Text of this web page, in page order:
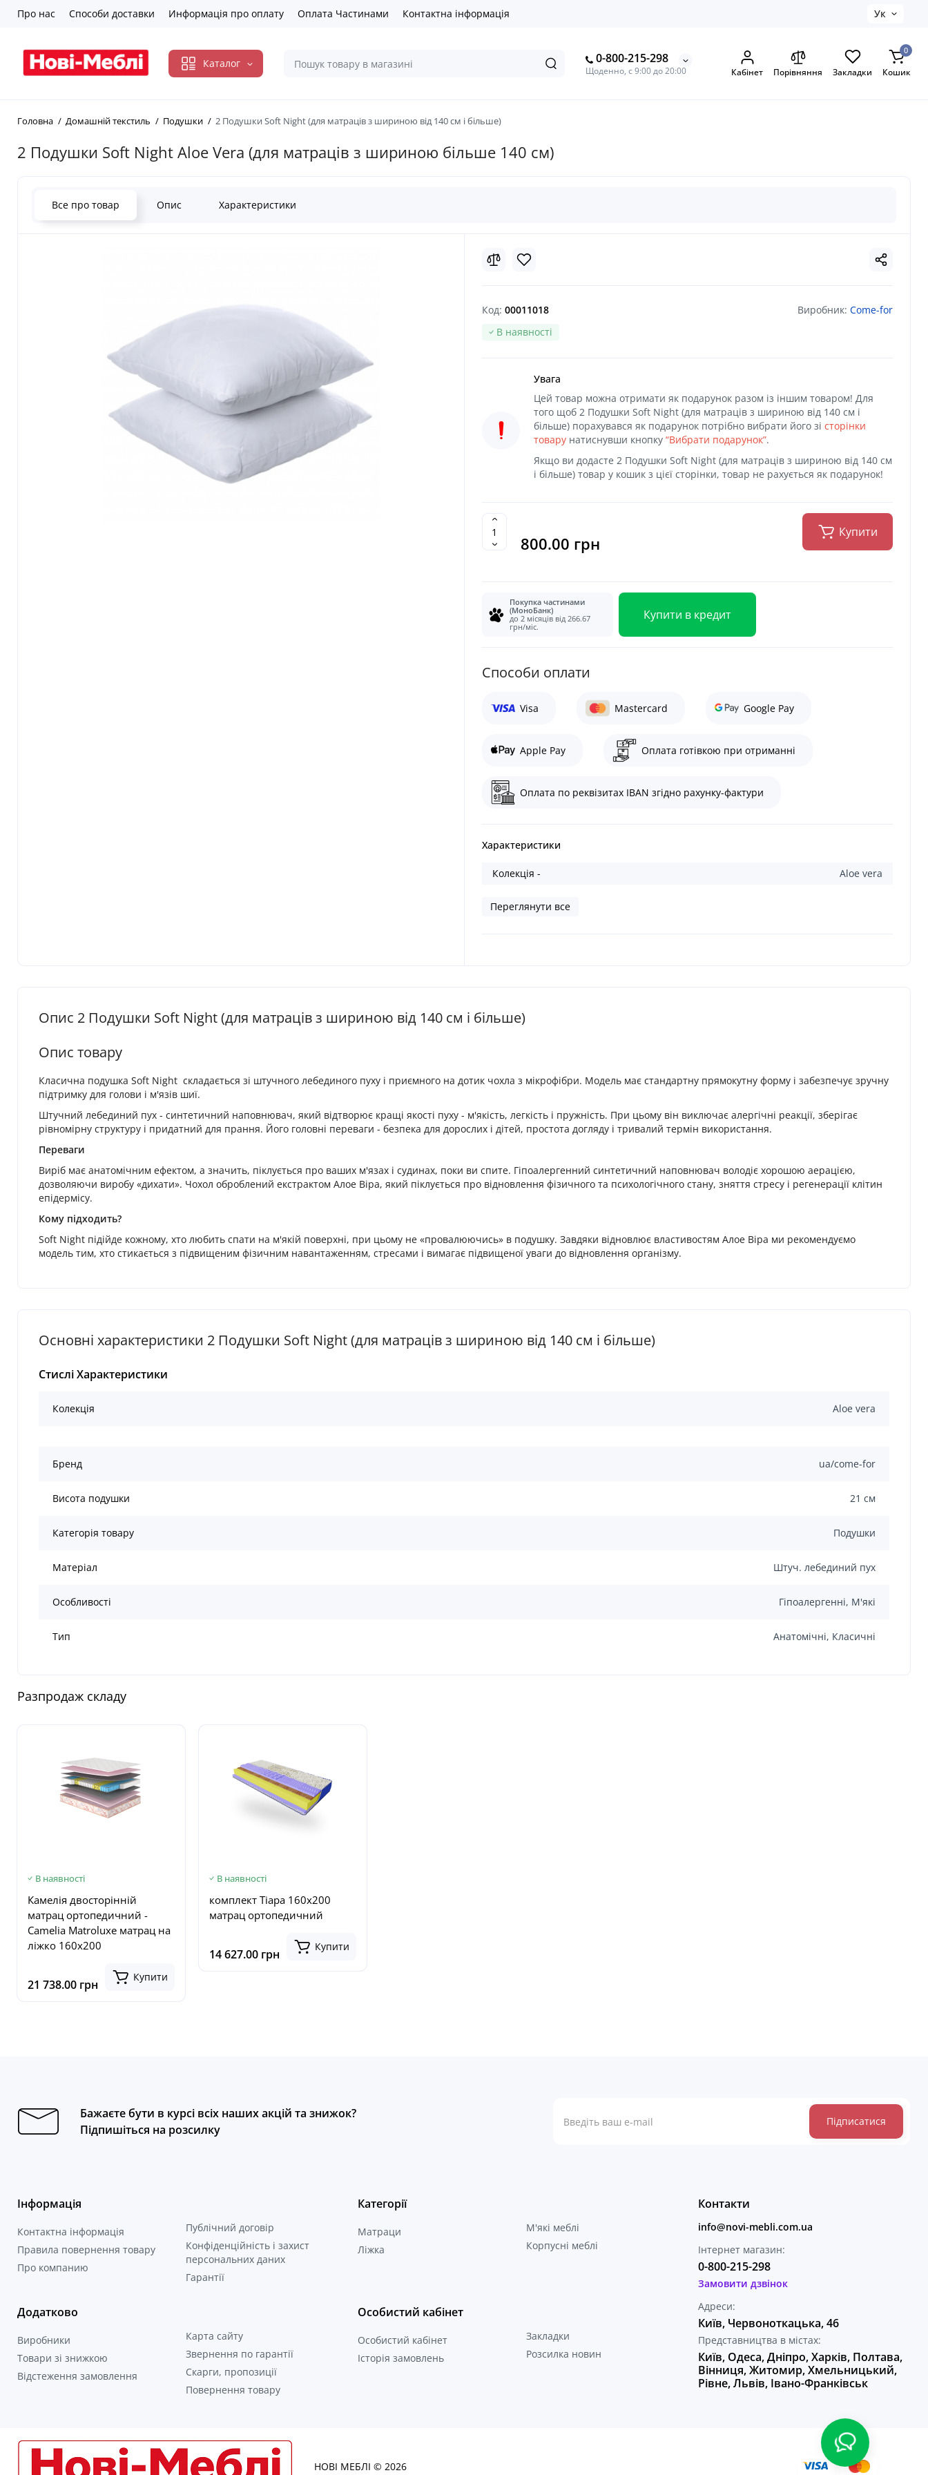
Про нас Способи доставки Информація про оплату Оплата Частинами Контактна інформація Ук
Каталог 0-800-215-298
Щоденно, с 9:00 до 20:00 Кабінет Порівняння Закладки
0
Кошик
Головна Домашній текстиль Подушки 2 Подушки Soft Night (для матраців з шириною від 140 см і більше)
2 Подушки Soft Night Aloe Vera (для матраців з шириною більше 140 см)
Все про товар Опис Характеристики
Код: 00011018 Виробник: Come-for
В наявності
Увага
Цей товар можна отримати як подарунок разом із іншим товаром! Для
того щоб 2 Подушки Soft Night (для матраців з шириною від 140 см і
більше) порахувався як подарунок потрібно вибрати його зі сторінки
товару натиснувши кнопку “Вибрати подарунок”.
Якщо ви додасте 2 Подушки Soft Night (для матраців з шириною від 140 см
і більше) товар у кошик з цієї сторінки, товар не рахується як подарунок!
800.00 грн
Купити
Покупка частинами
(МоноБанк)
до 2 місяців від 266.67
грн/міс.
Купити в кредит
Cпособи оплати
Visa Mastercard Google Pay
Apple Pay Оплата готівкою при отриманні
Оплата по реквізитах IBAN згідно рахунку-фактури
Характеристики
Колекція - Aloe vera
Переглянути все
Опис 2 Подушки Soft Night (для матраців з шириною від 140 см і більше)
Опис товару
Класична подушка Soft Night складається зі штучного лебединого пуху і приємного на дотик чохла з мікрофібри. Модель має стандартну прямокутну форму і забезпечує зручну
підтримку для голови і м'язів шиї.
Штучний лебединий пух - синтетичний наповнювач, який відтворює кращі якості пуху - м'якість, легкість і пружність. При цьому він виключає алергічні реакції, зберігає
рівномірну структуру і придатний для прання. Його головні переваги - безпека для дорослих і дітей, простота догляду і тривалий термін використання.
Переваги
Виріб має анатомічним ефектом, а значить, піклується про ваших м'язах і судинах, поки ви спите. Гіпоалергенний синтетичний наповнювач володіє хорошою аерацією,
дозволяючи виробу «дихати». Чохол оброблений екстрактом Алое Віра, який піклується про відновлення фізичного та психологічного стану, зняття стресу і регенерації клітин
епідермісу.
Кому підходить?
Soft Night підійде кожному, хто любить спати на м'якій поверхні, при цьому не «провалюючись» в подушку. Завдяки відновлює властивостям Алое Віра ми рекомендуємо
модель тим, хто стикається з підвищеним фізичним навантаженням, стресами і вимагає підвищеної уваги до відновлення організму.
Основні характеристики 2 Подушки Soft Night (для матраців з шириною від 140 см і більше)
Стислі Характеристики
Колекція Aloe vera
Бренд ua/come-for
Висота подушки 21 см
Категорія товару Подушки
Матеріал Штуч. лебединий пух
Особливості Гіпоалергенні, М'які
Тип Анатомічні, Класичні
Разпродаж складу
В наявності
Камелія двосторінній
матрац ортопедичний -
Camelia Matroluxe матрац на
ліжко 160x200
21 738.00 грн
Купити
В наявності
комплект Тіара 160x200
матрац ортопедичний
14 627.00 грн
Купити
Бажаєте бути в курсі всіх наших акцій та знижок?
Підпишіться на розсилку
Підписатися
Інформація
Контактна інформація
Правила повернення товару
Про компанию
Публічний договір
Конфіденційність і захист
персональних даних
Гарантії
Категорії
Матраци
Ліжка
М'які меблі
Корпусні меблі
Додатково
Виробники
Товари зі знижкою
Відстеження замовлення
Карта сайту
Звернення по гарантії
Скарги, пропозиції
Повернення товару
Особистий кабінет
Особистий кабінет
Історія замовлень
Закладки
Розсилка новин
Контакти
info@novi-mebli.com.ua
Інтернет магазин:
0-800-215-298
Замовити дзвінок
Адреси:
Київ, Червоноткацька, 46
Представництва в містах:
Київ, Одеса, Дніпро, Харків, Полтава,
Вінниця, Житомир, Хмельницький,
Рівне, Львів, Івано-Франківськ
НОВІ МЕБЛІ © 2026